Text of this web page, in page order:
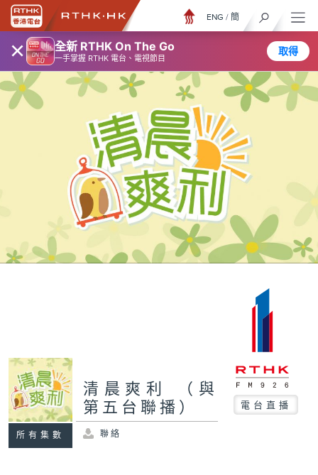
× 全新 RTHK On The Go
一手掌握 RTHK 電台、電視節目
取得
ENG / 簡
所有集數
清晨爽利 （與
第五台聯播）
電台直播
聯絡